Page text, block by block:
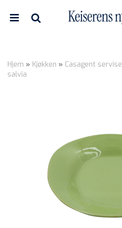
Hjem » Kjøkken » Casagent servise
salvia